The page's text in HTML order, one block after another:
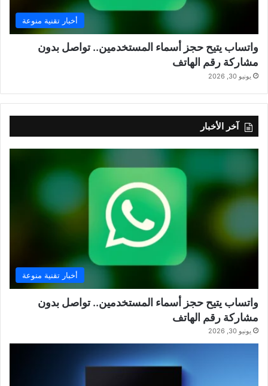
أخبار تقنية منوعة
واتساب يتيح حجز أسماء المستخدمين.. تواصل بدون
مشاركة رقم الهاتف
يونيو 30, 2026
آخر الأخبار
أخبار تقنية منوعة
واتساب يتيح حجز أسماء المستخدمين.. تواصل بدون
مشاركة رقم الهاتف
يونيو 30, 2026